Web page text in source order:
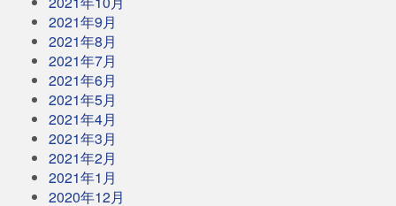
2021年9月
2021年8月
2021年7月
2021年6月
2021年5月
2021年4月
2021年3月
2021年2月
2021年1月
2020年12月